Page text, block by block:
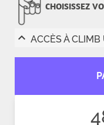
CHOISISSEZ